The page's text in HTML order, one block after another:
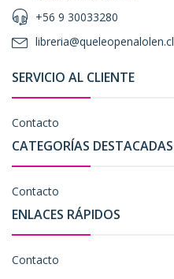
+56 9 30033280
libreria@queleopenalolen.cl
SERVICIO AL CLIENTE
Contacto
CATEGORÍAS DESTACADAS
Contacto
ENLACES RÁPIDOS
Contacto